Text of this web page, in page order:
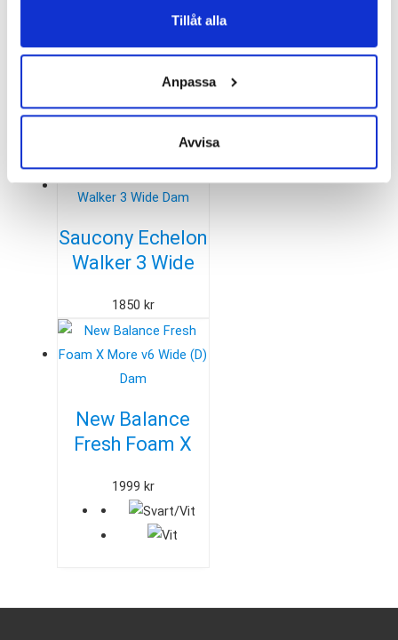
Tillåt alla
Anpassa
Avvisa
Walker 3 Wide
1599kr
Saucony Echelon
Walker 3 Wide
1850 kr
New Balance
Fresh Foam X
Dam
1999 kr